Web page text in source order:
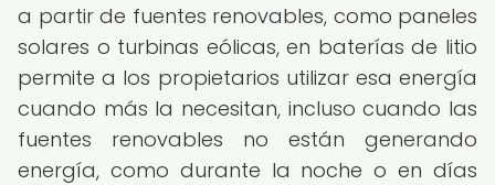
a partir de fuentes renovables, como paneles
solares o turbinas eólicas, en baterías de litio
permite a los propietarios utilizar esa energía
cuando más la necesitan, incluso cuando las
fuentes renovables no están generando
energía, como durante la noche o en días